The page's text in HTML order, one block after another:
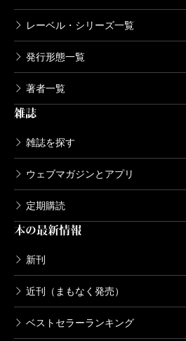
レーベル・シリーズ一覧
発行形態一覧
著者一覧
雑誌
雑誌を探す
ウェブマガジンとアプリ
定期購読
本の最新情報
新刊
近刊（まもなく発売）
ベストセラーランキング